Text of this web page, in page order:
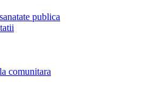
publica
comunitara